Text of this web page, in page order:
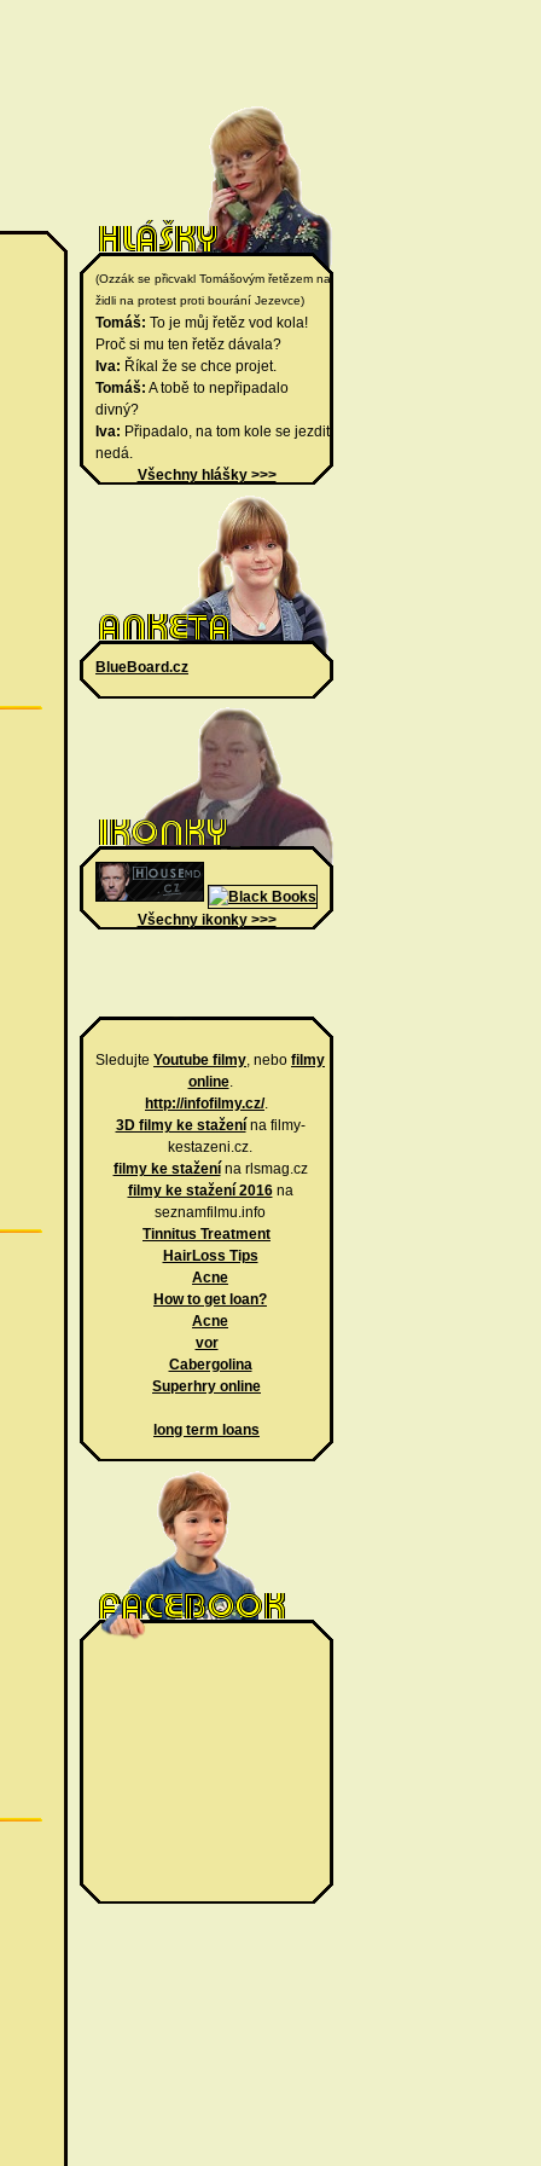
(Ozzák se přicvakl Tomášovým řetězem na
židli na protest proti bourání Jezevce)
Tomáš: To je můj řetěz vod kola!
Proč si mu ten řetěz dávala?
Iva: Říkal že se chce projet.
Tomáš: A tobě to nepřipadalo
divný?
Iva: Připadalo, na tom kole se jezdit
nedá.
Všechny hlášky >>>
BlueBoard.cz
Všechny ikonky >>>
Sledujte Youtube filmy, nebo filmy
online.
http://infofilmy.cz/.
3D filmy ke staženína filmy-
kestazeni.cz.
filmy ke staženína rlsmag.cz
filmy ke stažení 2016na
seznamfilmu.info
Tinnitus Treatment
HairLoss Tips
Acne
How to get loan?
Acne
vor
Cabergolina
Superhry online
long term loans